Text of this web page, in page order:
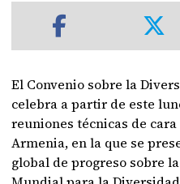
El Convenio sobre la
celebra a partir de este
reuniones técnicas de cara
Armenia, en la que se
global de progreso sobre